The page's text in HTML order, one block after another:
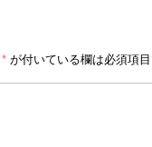
* が付いている欄は必須項